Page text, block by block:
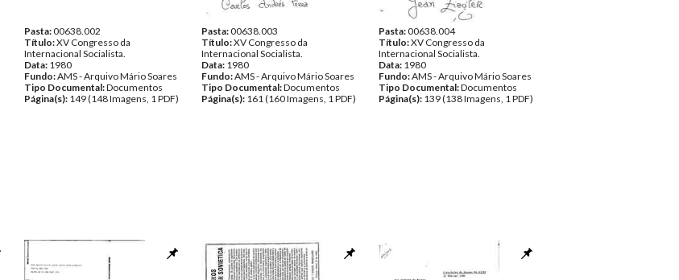
Pasta:00638.002
Título:XV Congresso da
Internacional Socialista.
Data: 1980
Fundo:AMS - Arquivo Mário Soares
Tipo Documental:Documentos
Página(s): 149 (148 Imagens, 1 PDF)
Pasta:00638.003
Título:XV Congresso da
Internacional Socialista.
Data: 1980
Fundo:AMS - Arquivo Mário Soares
Tipo Documental:Documentos
Página(s): 161 (160 Imagens, 1 PDF)
Pasta:00638.004
Título:XV Congresso da
Internacional Socialista.
Data: 1980
Fundo:AMS - Arquivo Mário Soares
Tipo Documental:Documentos
Página(s): 139 (138 Imagens, 1 PDF)